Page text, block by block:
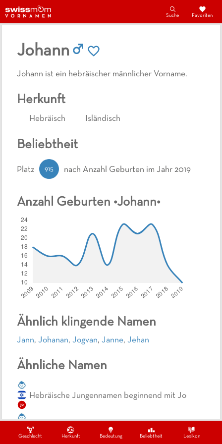
Geschlecht Herkunft Bedeutung Beliebtheit Lexikon
Suche Favoriten
Johann
Johann ist ein hebräischer männlicher Vorname.
Herkunft
Hebräisch Isländisch
Ähnlich klingende Namen
Jann, Johanan, Jogvan, Janne, Jehan
Ähnliche Namen
jo
Hebräische Jungennamen beginnend mit Jo
j
Hebräische Jungennamen beginnend mit J
Beliebtheit
Platz 915 nach Anzahl Geburten im Jahr 2019
Anzahl Geburten •Johann•